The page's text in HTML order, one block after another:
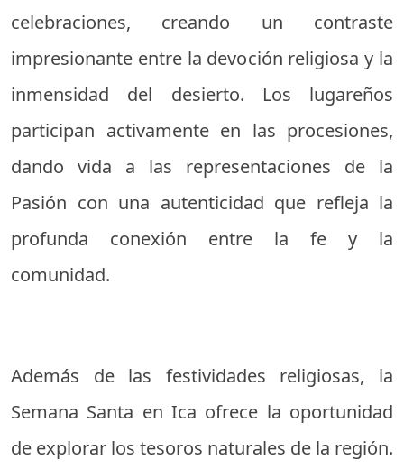
celebraciones, creando un contraste
impresionante entre la devoción religiosa y la
inmensidad del desierto. Los lugareños
participan activamente en las procesiones,
dando vida a las representaciones de la
Pasión con una autenticidad que refleja la
profunda conexión entre la fe y la
comunidad.
Además de las festividades religiosas, la
Semana Santa en Ica ofrece la oportunidad
de explorar los tesoros naturales de la región.